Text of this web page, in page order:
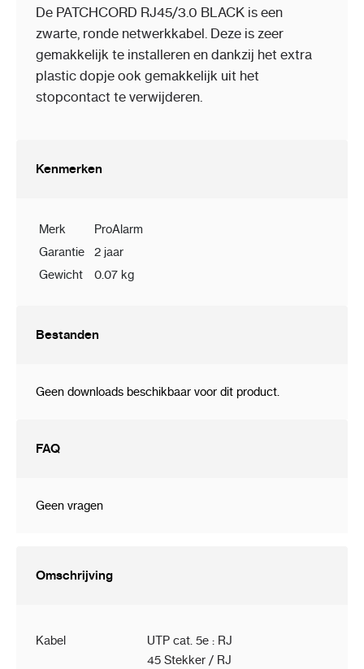
De PATCHCORD RJ45/3.0 BLACK is een
zwarte, ronde netwerkkabel. Deze is zeer
gemakkelijk te installeren en dankzij het extra
plastic dopje ook gemakkelijk uit het
stopcontact te verwijderen.
Kenmerken
Merk
ProAlarm
Garantie
2 jaar
Gewicht
0.07 kg
Bestanden
Geen downloads beschikbaar voor dit product.
FAQ
Geen vragen
Omschrijving
Kabel
UTP cat. 5e : RJ
45 Stekker / RJ